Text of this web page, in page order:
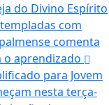
do Divino Espírito
com
comenta
o aprendizado
para Jovem
nesta terça-